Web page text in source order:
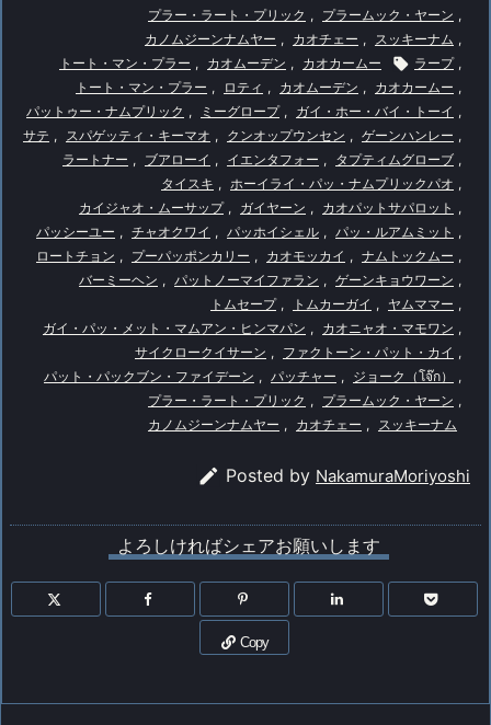
プラー・ラート・プリック , プラームック・ヤーン ,
カノムジーンナムヤー , カオチェー , スッキーナム ,
トート・マン・プラー , カオムーデン , カオカームー  ラープ ,
トート・マン・プラー , ロティ , カオムーデン , カオカームー ,
パットゥー・ナムプリック , ミーグロープ , ガイ・ホー・バイ・トーイ ,
サテ , スパゲッティ・キーマオ , クンオップウンセン , ゲーンハンレー ,
ラートナー , ブアローイ , イエンタフォー , タプティムグローブ ,
タイスキ , ホーイライ・パッ・ナムプリックパオ ,
カイジャオ・ムーサップ , ガイヤーン , カオパットサパロット ,
パッシーユー , チャオクワイ , パッホイシェル , パッ・ルアムミット ,
ロートチョン , プーパッポンカリー , カオモッカイ , ナムトックムー ,
バーミーヘン , パットノーマイファラン , ゲーンキョウワーン ,
トムセープ , トムカーガイ , ヤムママー ,
ガイ・パッ・メット・マムアン・ヒンマパン , カオニャオ・マモワン ,
サイクロークイサーン , ファクトーン・パット・カイ ,
パット・パックブン・ファイデーン , パッチャー , ジョーク（โจ๊ก）
,
プラー・ラート・プリック , プラームック・ヤーン ,
カノムジーンナムヤー , カオチェー , スッキーナム
 Posted by NakamuraMoriyoshi
よろしければシェアお願いします
Copy